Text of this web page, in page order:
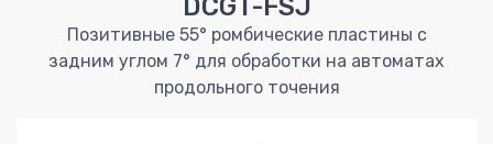
Позитивные 55° ромбические пластины с
задним углом 7° для обработки на автоматах
продольного точения